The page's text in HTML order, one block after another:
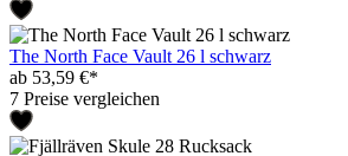
The North Face Vault 26 l schwarz
ab 53,59 €*
7 Preise vergleichen